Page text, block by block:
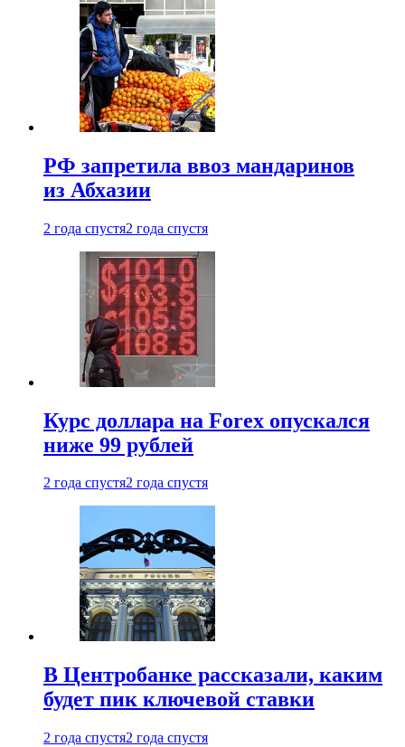
РФ запретила ввоз мандаринов
из Абхазии
2 года спустя2 года спустя
Курс доллара на Forex опускался
ниже 99 рублей
2 года спустя2 года спустя
В Центробанке рассказали, каким
будет пик ключевой ставки
2 года спустя2 года спустя